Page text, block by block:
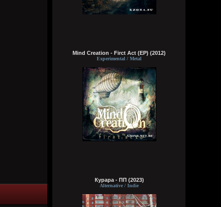
Сегодня в 17:59:12
Ну лежит, то и упало
typical crabs
Сегодня в 17:57:59
пересматриваю баттлы. ведь
версус,слово и рбл уже загнулись. даже
лига гнойного помоему.
Mind Creation - Firct Act (EP) (2012)
Experimental / Metal
Курара - ПП (2023)
Alternative / Indie